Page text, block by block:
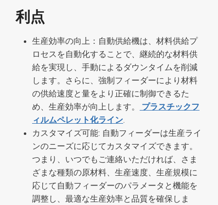
利点
生産効率の向上：自動供給機は、材料供給プ
ロセスを自動化することで、継続的な材料供
給を実現し、手動によるダウンタイムを削減
します。さらに、強制フィーダーにより材料
の供給速度と量をより正確に制御できるた
め、生産効率が向上します。
プラスチックフ
ィルムペレット化ライン.
カスタマイズ可能: 自動フィーダーは生産ライ
ンのニーズに応じてカスタマイズできます。
つまり、いつでもご連絡いただければ、さま
ざまな種類の原材料、生産速度、生産規模に
応じて自動フィーダーのパラメータと機能を
調整し、最適な生産効率と品質を確保しま